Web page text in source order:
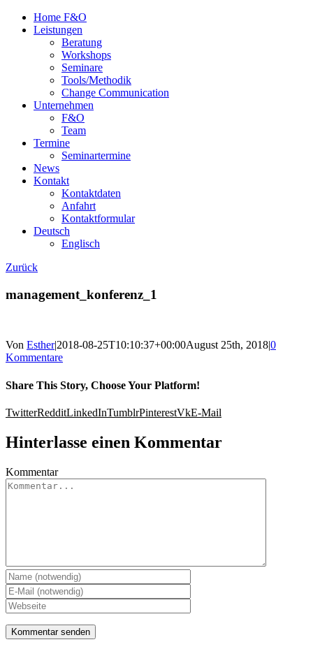
Home F&O
Leistungen
Beratung
Workshops
Seminare
Tools/Methodik
Change Communication
Unternehmen
F&O
Team
Termine
Seminartermine
News
Kontakt
Kontaktdaten
Anfahrt
Kontaktformular
Deutsch
Englisch
Zurück
management_konferenz_1
Von Esther|2018-08-25T10:10:37+00:00August 25th, 2018|0
Kommentare
Share This Story, Choose Your Platform!
TwitterRedditLinkedInTumblrPinterestVkE-Mail
Hinterlasse einen Kommentar
Kommentar